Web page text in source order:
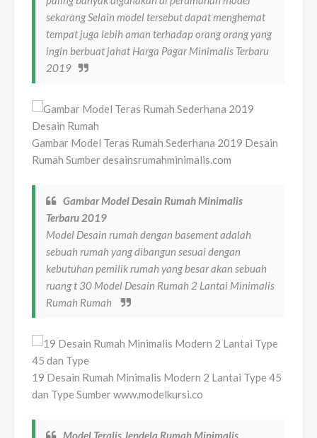
sekarang Selain model tersebut dapat menghemat
tempat juga lebih aman terhadap orang orang yang
ingin berbuat jahat Harga Pagar Minimalis Terbaru
2019
Gambar Model Teras Rumah Sederhana 2019 Desain
Rumah Sumber desainsrumahminimalis.com
Gambar Model Desain Rumah Minimalis
Terbaru 2019
Model Desain rumah dengan basement adalah
sebuah rumah yang dibangun sesuai dengan
kebutuhan pemilik rumah yang besar akan sebuah
ruang t 30 Model Desain Rumah 2 Lantai Minimalis
Rumah Rumah
19 Desain Rumah Minimalis Modern 2 Lantai Type 45
dan Type Sumber www.modelkursi.co
Model Teralis Jendela Rumah Minimalis